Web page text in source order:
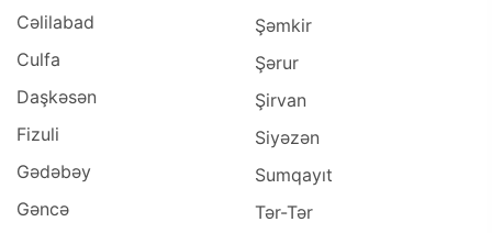
Cəlilabad
Culfa
Daşkəsən
Fizuli
Gədəbəy
Gəncə
Şəmkir
Şərur
Şirvan
Siyəzən
Sumqayıt
Tər-Tər